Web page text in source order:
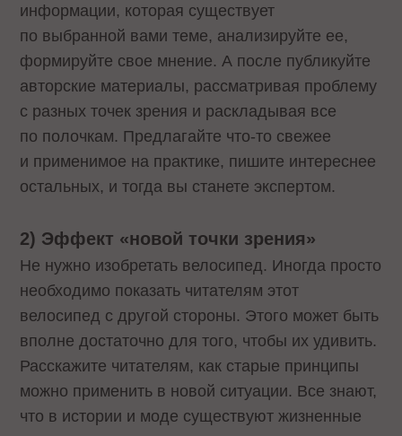
информации, которая существует
по выбранной вами теме, анализируйте ее,
формируйте свое мнение. А после публикуйте
авторские материалы, рассматривая проблему
с разных точек зрения и раскладывая все
по полочкам. Предлагайте что-то свежее
и применимое на практике, пишите интереснее
остальных, и тогда вы станете экспертом.
2) Эффект «новойточки зрения»
Не нужно изобретать велосипед. Иногда просто
необходимо показать читателям этот
велосипед с другой стороны. Этого может быть
вполне достаточно для того, чтобы их удивить.
Расскажите читателям, как старые принципы
можно применить в новой ситуации. Все знают,
что в истории и моде существуют жизненные